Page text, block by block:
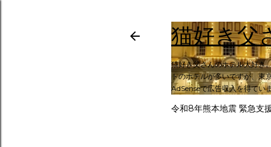
猫好き父
猫好き父さんのホテル大好き
トのホテルが多いですが、東
AdSenseで広告収入を得てい
令和8年熊本地震 緊急支